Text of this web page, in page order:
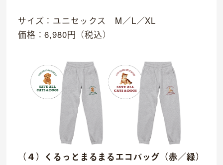
サイズ：ユニセックス M／L／XL
価格：6,980円（税込）
（４）くるっとまるまるエコバッグ（赤／緑）